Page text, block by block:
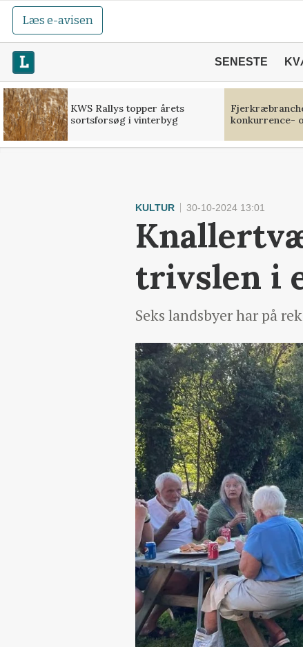
Læs e-avisen
SENESTE
KWS Rallys topper årets
sortsforsøg i vinterbyg
konkurrence-
KULTUR 30-10-2024 13:01
trivslen i
Seks landsbyer har på